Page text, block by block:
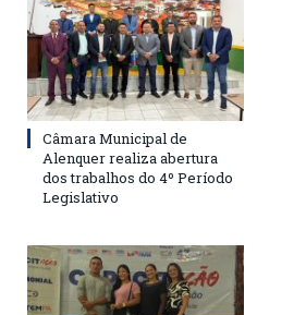
Câmara Municipal de
Alenquer realiza abertura
dos trabalhos do 4º Período
Legislativo